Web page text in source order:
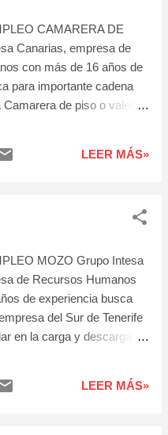
CAMARERA DE
Canarias, empresa de
con más de 16 años de
para importante cadena
de piso o valet
los objetos de los clientes.
el material, productos de
las instalaciones y los
la atención directa
funciones propias de su
Experiencia en el cargo, en
- Disponibilidad
colocando en
LEER MÁS»
MOZO Grupo Intesa
de Recursos Humanos
de experiencia busca
del Sur de Tenerife
en la carga y descarga de
desperfectos. Requisitos: -
LEER MÁS»